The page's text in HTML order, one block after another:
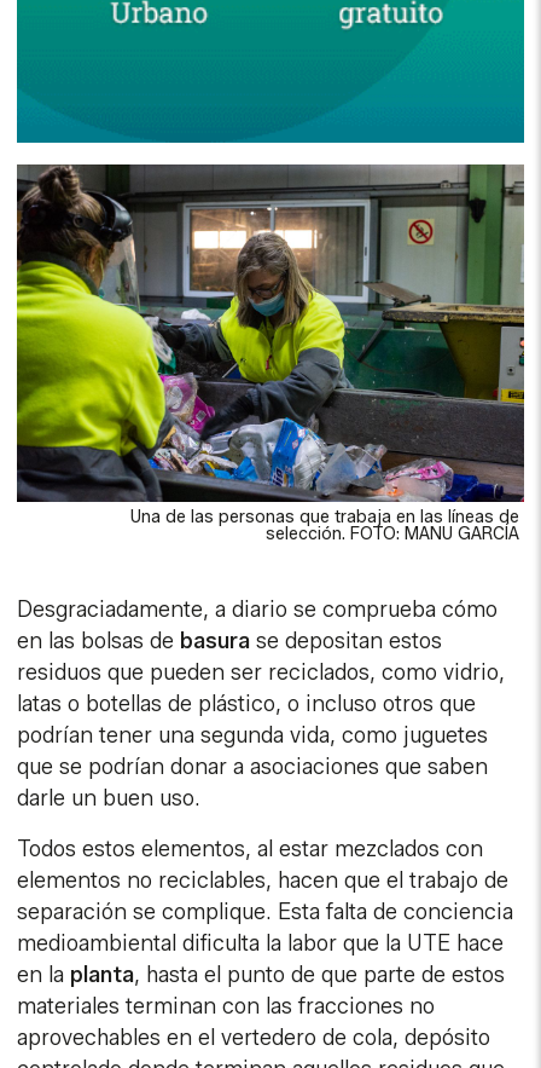
Una de las personas que trabaja en las líneas de
selección. FOTO: MANU GARCÍA
Desgraciadamente, a diario se comprueba cómo
en las bolsas de basura se depositan estos
residuos que pueden ser reciclados, como vidrio,
latas o botellas de plástico, o incluso otros que
podrían tener una segunda vida, como juguetes
que se podrían donar a asociaciones que saben
darle un buen uso.
Todos estos elementos, al estar mezclados con
elementos no reciclables, hacen que el trabajo de
separación se complique. Esta falta de conciencia
medioambiental dificulta la labor que la UTE hace
en la planta, hasta el punto de que parte de estos
materiales terminan con las fracciones no
aprovechables en el vertedero de cola, depósito